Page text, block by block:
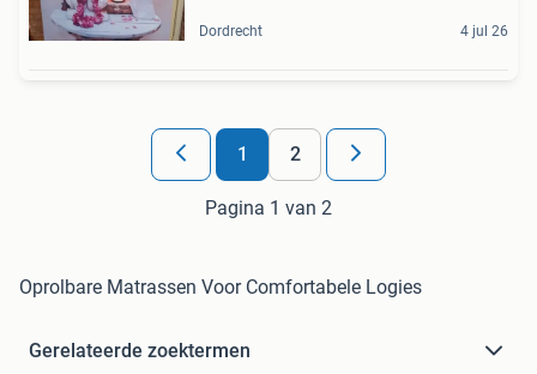
Dordrecht 4 jul 26
1 2
Pagina 1 van 2
Oprolbare Matrassen Voor Comfortabele Logies
Gerelateerde zoektermen